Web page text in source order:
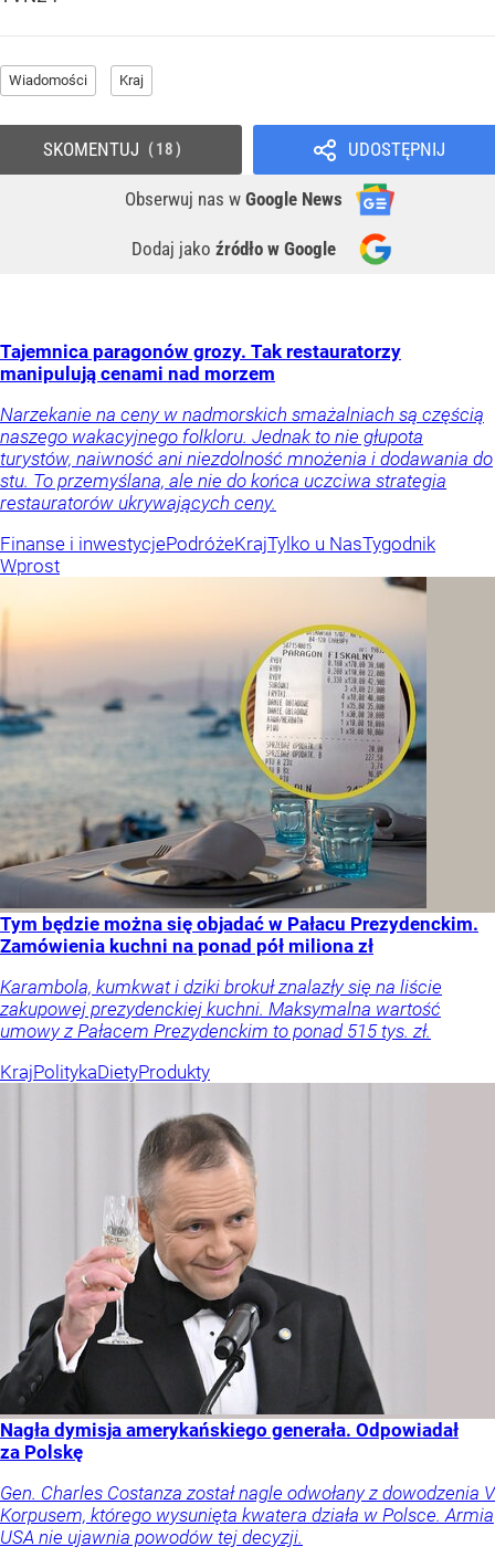
Wiadomości Kraj
UDOSTĘPNIJ
Obserwuj nas w Google News
Dodaj jako źródło w Google
SKOMENTUJ 18
Tajemnica paragonów grozy. Tak restauratorzy
manipulują cenami nad morzem
Narzekanie na ceny w nadmorskich smażalniach są częścią
naszego wakacyjnego folkloru. Jednak to nie głupota
turystów, naiwność ani niezdolność mnożenia i dodawania do
stu. To przemyślana, ale nie do końca uczciwa strategia
restauratorów ukrywających ceny.
Finanse i inwestycjePodróżeKrajTylko u NasTygodnik
Wprost
Tym będzie można się objadać w Pałacu Prezydenckim.
Zamówienia kuchni na ponad pół miliona zł
Karambola, kumkwat i dziki brokuł znalazły się na liście
zakupowej prezydenckiej kuchni. Maksymalna wartość
umowy z Pałacem Prezydenckim to ponad 515 tys. zł.
KrajPolitykaDietyProdukty
Nagła dymisja amerykańskiego generała. Odpowiadał
za Polskę
Gen. Charles Costanza został nagle odwołany z dowodzenia V
Korpusem, którego wysunięta kwatera działa w Polsce. Armia
USA nie ujawnia powodów tej decyzji.